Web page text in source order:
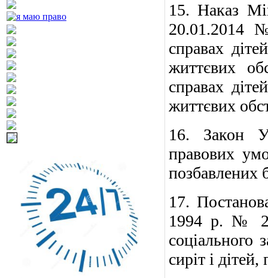
15.Наказ М
20.01.2014
справах
життєвих
справах
життєвих
16. Закон
правових
позбавлених
17.
1994 р. №
соціального
сиріт і дітей,